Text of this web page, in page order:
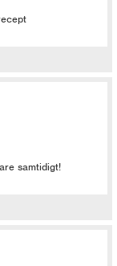
samtidigt!